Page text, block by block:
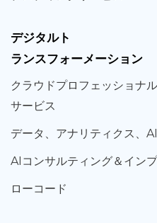
デジタルト
ランスフォーメーション
クラウドプロフェッショナル
サービス
データ、 アナリティクス、 AI
AIコンサルティング＆ イン
ローコード